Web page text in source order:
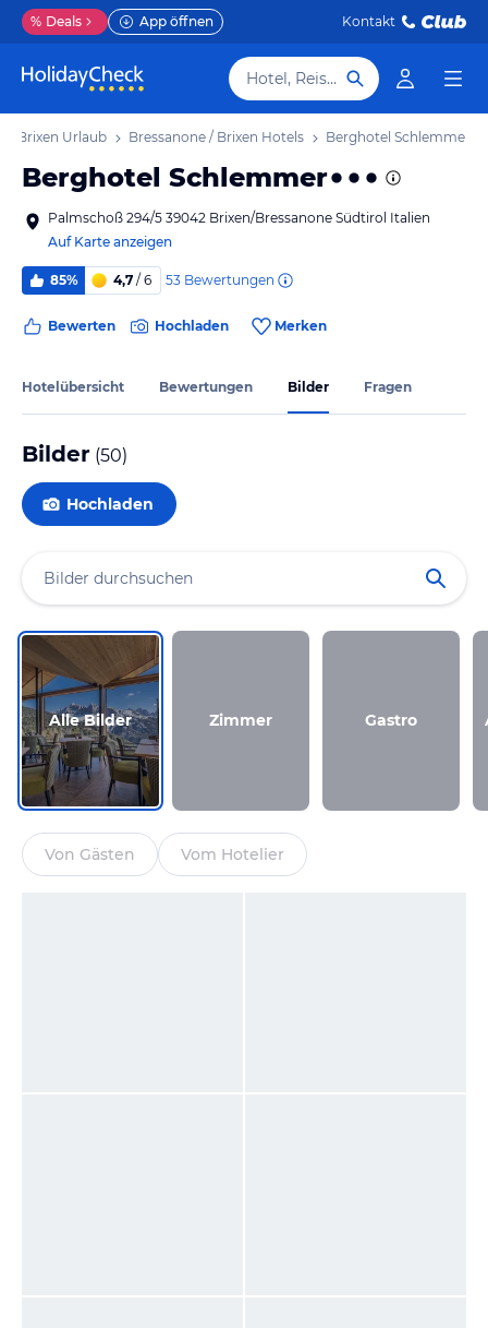
% Deals App öffnen Kontakt
Hotel, Reiseziel
/ Brixen Urlaub Bressanone / Brixen Hotels Berghotel Schlemmer
Berghotel Schlemmer
Palmschoß 294/5 39042 Brixen/Bressanone Südtirol Italien
Auf Karte anzeigen
85% 4,7 / 6 53 Bewertungen
Bewerten Hochladen Merken
Hotelübersicht Bewertungen Bilder Fragen
Bilder (50)
Hochladen
Alle Bilder Zimmer Gastro
Von Gästen Vom Hotelier